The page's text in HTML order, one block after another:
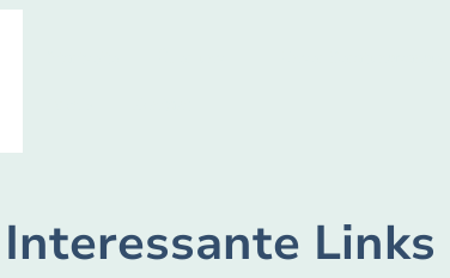
Interessante